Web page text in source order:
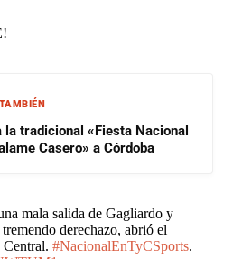
la tradicional «Fiesta Nacional
Casero» a Córdoba
mala salida de Gagliardo y
derechazo, abrió el
Central.#NacionalEnTyCSports.